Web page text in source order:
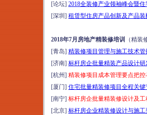
[论坛] 2018全装修产业领袖峰会暨
[深圳] 租赁型住房产品创新及产品
2018年7月房地产精装修培训
（精
[青岛] 精装修项目管理与施工技术
[济南] 标杆房企批量精装产品设计
[杭州] 精装修项目成本管理要点把
[厦门] 住宅批量精装修项目全程关
[南宁] 标杆房企批量精装修设计及
[北京] 标杆房企业精装修设计与施